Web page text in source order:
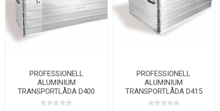
PROFESSIONELL
ALUMINIUM
TRANSPORTLÅDA D400
PROFESSIONELL
ALUMINIUM
TRANSPORTLÅDA D415